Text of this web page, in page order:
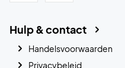
Hulp & contact
Handelsvoorwaarden
Privacybeleid